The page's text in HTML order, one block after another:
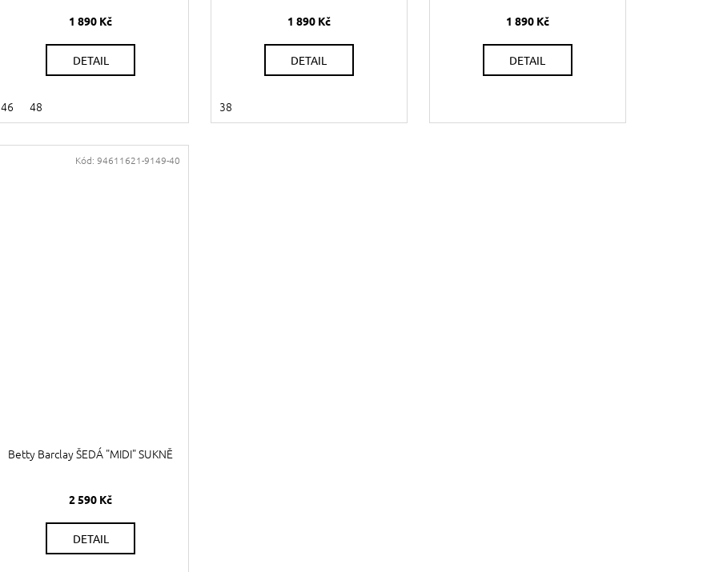
1 890 Kč
DETAIL
46 48
1 890 Kč
DETAIL
38
1 890 Kč
DETAIL
Betty Barclay ŠEDÁ "MIDI" SUKNĚ
2 590 Kč
DETAIL
Kód:94611621-9149-40